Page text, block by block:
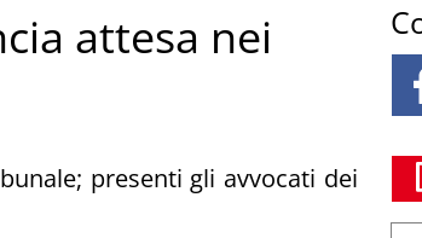
attesa nei
presenti gli avvocati dei